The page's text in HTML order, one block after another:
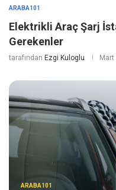
ARABA101
Elektrikli Araç Şarj
Gerekenler
tarafından Ezgi Kuloglu Mart
ARABA101